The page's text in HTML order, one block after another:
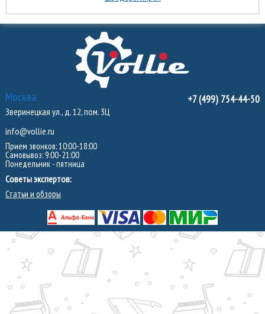
Москва
Зверинецкая ул., д. 12, пом. 3Ц
info@vollie.ru
Прием звонков: 10:00-18:00
Самовывоз: 9:00-21:00
Понедельник - пятница
Советы экспертов:
Статьи и обзоры
+7 (499) 754-44-50